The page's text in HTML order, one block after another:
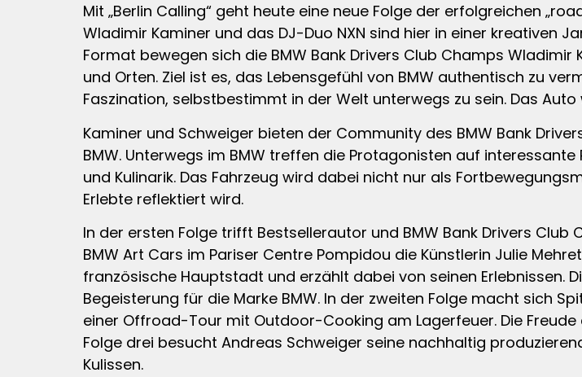
Mit „Berlin Calling“ geht heute eine neue Folge der erfolgreichen
Wladimir Kaminer und das DJ-Duo NXN sind hier in einer kreativen
Format bewegen sich die BMW Bank Drivers Club Champs
und Orten. Ziel ist es, das Lebensgefühl von BMW authentisch zu
Faszination, selbstbestimmt in der Welt unterwegs zu sein. Das
Kaminer und Schweiger bieten der Community des BMW Bank
BMW. Unterwegs im BMW treffen die Protagonisten auf
und Kulinarik. Das Fahrzeug wird dabei nicht nur als
Erlebte reflektiert wird.
In der ersten Folge trifft Bestsellerautor und BMW Bank Drivers
BMW Art Cars im Pariser Centre Pompidou die Künstlerin Julie
französische Hauptstadt und erzählt dabei von seinen Erlebnissen.
Begeisterung für die Marke BMW. In der zweiten Folge macht sich
einer Offroad-Tour mit Outdoor-Cooking am Lagerfeuer. Die
Folge drei besucht Andreas Schweiger seine nachhaltig
Kulissen.